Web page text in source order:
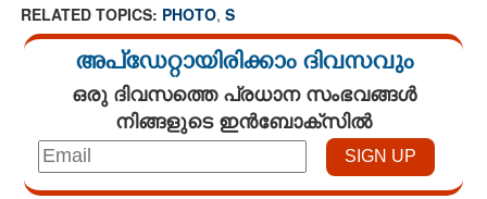
RELATED TOPICS: PHOTO, S
അപ്ഡേറ്റായിരിക്കാം ദിവസവും
ഒരു ദിവസത്തെ പ്രധാന സംഭവങ്ങൾ
നിങ്ങളുടെ ഇൻബോക്സിൽ